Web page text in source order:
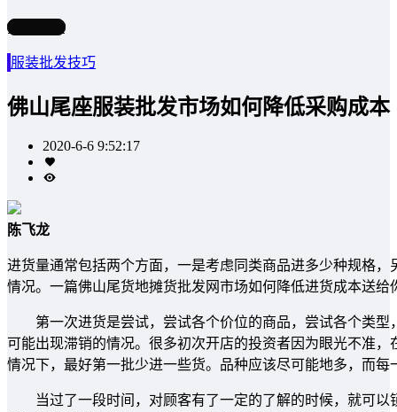
写文章
服装批发技巧
佛山尾座服装批发市场如何降低采购成本
2020-6-6 9:52:17
陈飞龙
进货量通常包括两个方面，一是考虑同类商品进多少种规格
情况。一篇佛山尾货地摊货批发网市场如何降低进货成本送给
第一次进货是尝试，尝试各个价位的商品，尝试各个类型
可能出现滞销的情况。很多初次开店的投资者因为眼光不准
情况下，最好第一批少进一些货。品种应该尽可能地多，而
当过了一段时间，对顾客有了一定的了解的时候，就可以